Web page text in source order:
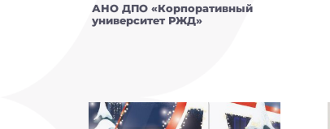
АНО ДПО «Корпоративный
университет РЖД»